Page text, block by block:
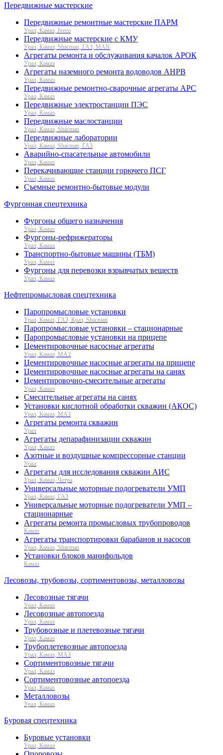
Передвижные мастерские
Передвижные ремонтные мастерские ПАРМ
Урал, Камаз, Iveco
Передвижные мастерские с КМУ
Урал, Камаз, Shacman, ГАЗ, MAN
Агрегаты ремонта и обслуживания качалок АРОК
Урал, Камаз
Агрегаты наземного ремонта водоводов АНРВ
Урал, Камаз
Передвижные ремонтно-сварочные агрегаты АРС
Урал, Камаз
Передвижные электростанции ПЭС
Урал, Камаз
Передвижные маслостанции
Урал, Камаз, Shacman
Передвижные лаборатории
Урал, Камаз, Shacman, ГАЗ
Аварийно-спасательные автомобили
Урал, Камаз
Перекачивающие станции горючего ПСГ
Урал, Камаз
Съемные ремонтно-бытовые модули
Фургонная спецтехника
Фургоны общего назначения
Урал, Камаз
Фургоны-рефрижераторы
Урал, Камаз
Транспортно-бытовые машины (ТБМ)
Урал, Камаз
Фургоны для перевозки взрывчатых веществ
Урал, Камаз
Нефтепромысловая спецтехника
Паропромысловые установки
Урал, Камаз, ГАЗ, Краз, Shacman
Паропромысловые установки – стационарные
Паропромысловые установки на прицепе
Цементировочные насосные агрегаты
Урал, Камаз, МАЗ
Цементировочные насосные агрегаты на прицепе
Цементировочные насосные агрегаты на санях
Цементировочно-смесительные агрегаты
Урал, Камаз
Смесительные агрегаты на санях
Установки кислотной обработки скважин (АКОС)
Урал, Камаз, МАЗ
Агрегаты ремонта скважин
Урал
Агрегаты депарафинизации скважин
Урал, Камаз
Азотные и воздушные компрессорные станции
Урал
Агрегаты для исследования скважин АИС
Урал, Камаз, Четра
Универсальные моторные подогреватели УМП
Урал, Камаз, ГАЗ
Универсальные моторные подогреватели УМП –
стационарные
Агрегаты ремонта промысловых трубопроводов
Камаз
Агрегаты транспортировки барабанов и насосов
Урал, Камаз, Shacman
Установки блоков манифольдов
Камаз
Лесовозы, трубовозы, сортиментовозы, металловозы
Лесовозные тягачи
Урал, Камаз
Лесовозные автопоезда
Урал, Камаз
Трубовозные и плетевозные тягачи
Урал, Камаз
Трубоплетевозные автопоезда
Урал, Камаз, МАЗ
Сортиментовозные тягачи
Урал, Камаз
Сортиментовозные автопоезда
Урал, Камаз
Металловозы
Урал, Камаз
Буровая спецтехника
Буровые установки
Урал, Камаз